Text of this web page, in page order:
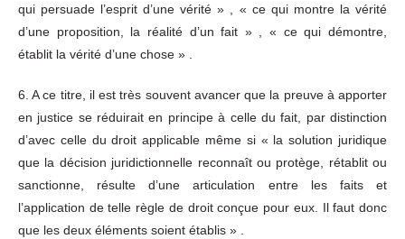
qui persuade l’esprit d’une vérité » , « ce qui montre la vérité
d’une proposition, la réalité d’un fait » , « ce qui démontre,
établit la vérité d’une chose » .
6. A ce titre, il est très souvent avancer que la preuve à apporter
en justice se réduirait en principe à celle du fait, par distinction
d’avec celle du droit applicable même si « la solution juridique
que la décision juridictionnelle reconnaît ou protège, rétablit ou
sanctionne, résulte d’une articulation entre les faits et
l’application de telle règle de droit conçue pour eux. Il faut donc
que les deux éléments soient établis » .